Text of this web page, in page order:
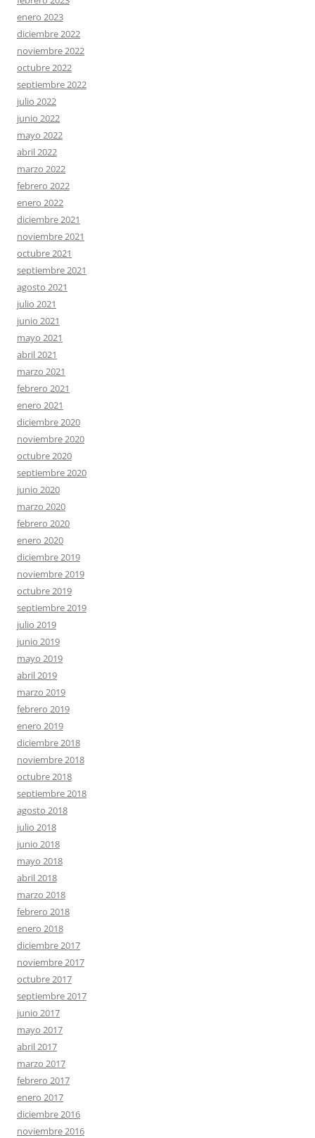
enero 2023
diciembre 2022
noviembre 2022
octubre 2022
septiembre 2022
julio 2022
junio 2022
mayo 2022
abril 2022
marzo 2022
febrero 2022
enero 2022
diciembre 2021
noviembre 2021
octubre 2021
septiembre 2021
agosto 2021
julio 2021
junio 2021
mayo 2021
abril 2021
marzo 2021
febrero 2021
enero 2021
diciembre 2020
noviembre 2020
octubre 2020
septiembre 2020
junio 2020
marzo 2020
febrero 2020
enero 2020
diciembre 2019
noviembre 2019
octubre 2019
septiembre 2019
julio 2019
junio 2019
mayo 2019
abril 2019
marzo 2019
febrero 2019
enero 2019
diciembre 2018
noviembre 2018
octubre 2018
septiembre 2018
agosto 2018
julio 2018
junio 2018
mayo 2018
abril 2018
marzo 2018
febrero 2018
enero 2018
diciembre 2017
noviembre 2017
octubre 2017
septiembre 2017
junio 2017
mayo 2017
abril 2017
marzo 2017
febrero 2017
enero 2017
diciembre 2016
noviembre 2016